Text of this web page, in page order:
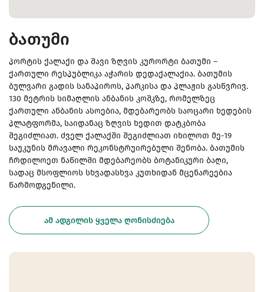
ბათუმი
პორტის ქალაქი და შავი ზღვის კურორტი ბათუმი –
ქართული რესპუბლიკა აჭარის დედაქალაქია. ბათუმის
ბულვარი გადის სანაპიროს, პარკისა და პლაჟის გასწვრივ.
130 მეტრის სიმაღლის ანბანის კოშკზე, რომელზეც
ქართული ანბანის ასოებია, მდებარეობს საოცარი ხედების
პლატფორმა, საიდანაც ზღვის ხედით დატკბობა
შეგიძლიათ. ძველ ქალაქში შეგიძლიათ იხილოთ მე-19
საუკუნის მრავალი რეკონსტრუირებული შენობა. ბათუმის
ჩრდილოეთ ნაწილში მდებარეობს ბოტანიკური ბაღი,
სადაც მსოფლიოს სხვადასხვა კუთხიდან მცენარეებია
წარმოდგენილი.
ᲐᲛ ᲐᲓᲒᲘᲚᲘᲡ ᲧᲕᲔᲚᲐ ᲦᲝᲜᲘᲡᲫᲘᲔᲑᲐ